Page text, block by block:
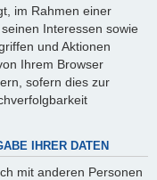
im Rahmen einer
Interessen sowie
und Aktionen
Ihrem Browser
sofern dies zur
IHRER DATEN
mit anderen Personen